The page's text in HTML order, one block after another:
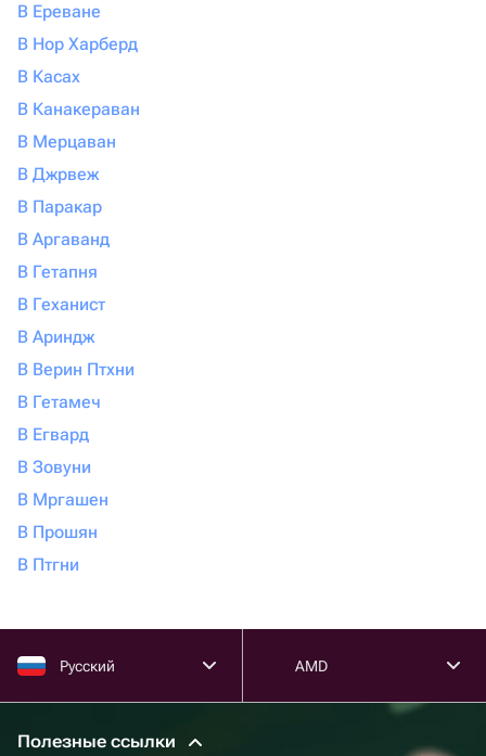
В Ереване
В Нор Харберд
В Касах
В Канакераван
В Мерцаван
В Джрвеж
В Паракар
В Аргаванд
В Гетапня
В Геханист
В Ариндж
В Верин Птхни
В Гетамеч
В Егвард
В Зовуни
В Мргашен
В Прошян
В Птгни
Русский AMD
Полезные ссылки